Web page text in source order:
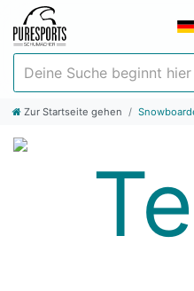
Zur Startseite gehen